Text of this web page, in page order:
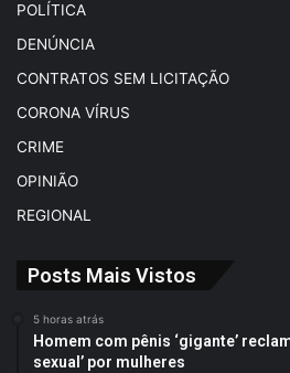
POLÍTICA
DENÚNCIA
CONTRATOS SEM LICITAÇÃO
CORONA VÍRUS
CRIME
OPINIÃO
REGIONAL
Posts Mais Vistos
5 horas atrás
Homem com pênis ‘gigante’
sexual’ por mulheres